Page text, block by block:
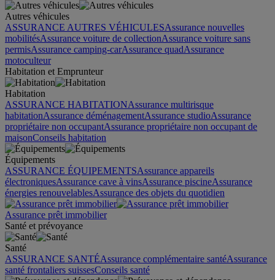
Autres véhicules
ASSURANCE AUTRES VÉHICULESAssurance nouvelles
mobilitésAssurance voiture de collectionAssurance voiture sans
permisAssurance camping-carAssurance quadAssurance
motoculteur
Habitation et Emprunteur
Habitation
ASSURANCE HABITATIONAssurance multirisque
habitationAssurance déménagementAssurance studioAssurance
propriétaire non occupantAssurance propriétaire non occupant de
maisonConseils habitation
Équipements
ASSURANCE ÉQUIPEMENTSAssurance appareils
électroniquesAssurance cave à vinsAssurance piscineAssurance
énergies renouvelablesAssurance des objets du quotidien
Assurance prêt immobilier
Santé et prévoyance
Santé
ASSURANCE SANTÉAssurance complémentaire santéAssurance
santé frontaliers suissesConseils santé